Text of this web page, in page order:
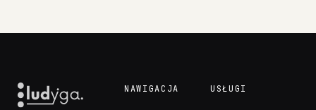
NAWIGACJA USŁUGI